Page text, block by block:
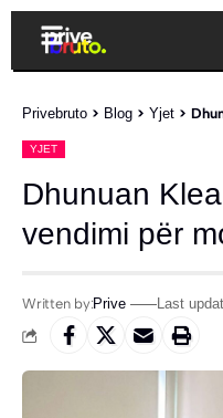
Privebruto > Blog > Yjet >
YJET
Dhunuan
vendimi për
Written by:Prive Last